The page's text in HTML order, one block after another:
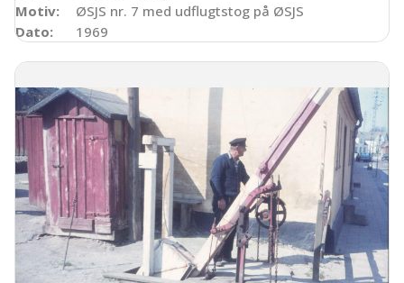
Motiv:
ØSJS nr. 7 med udflugtstog på ØSJS
Dato:
1969